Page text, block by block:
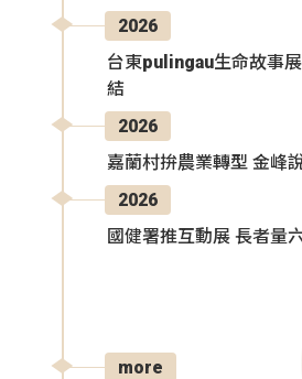
2026
台東pulingau生命故事
結
2026
嘉蘭村拚農業轉型 金峰
2026
國健署推互動展 長者量
more